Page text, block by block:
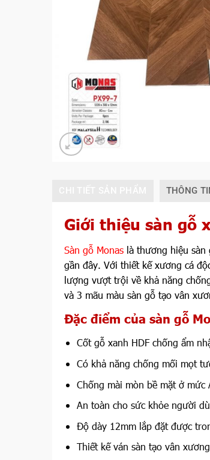
THÔNG
Giới thiệu sàn gỗ
Sàn gỗ Monas là thương hiệu
gần đây. Với thiết kế xương cá
lượng vượt trội về khả năng
và 3 mãu màu sàn gỗ tạo vân
Đặc điểm của sàn gỗ
Cốt gỗ xanh HDF chống ẩm
Có khả năng chống mối mọt
Chống mài mòn bề mặt ở mức
An toàn cho sức khỏe người
Độ dày 12mm lắp đặt được
Thiết kế ván sàn tạo vân